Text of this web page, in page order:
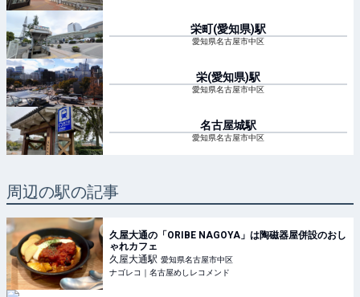
栄町(愛知県)駅
愛知県名古屋市中区
栄(愛知県)駅
愛知県名古屋市中区
名古屋城駅
愛知県名古屋市中区
周辺の駅の記事
久屋大通の「ORIBE NAGOYA」は陶磁器屋併設のおし
ゃれカフェ
久屋大通駅 愛知県名古屋市中区
ナゴレコ｜名古屋めしレコメンド